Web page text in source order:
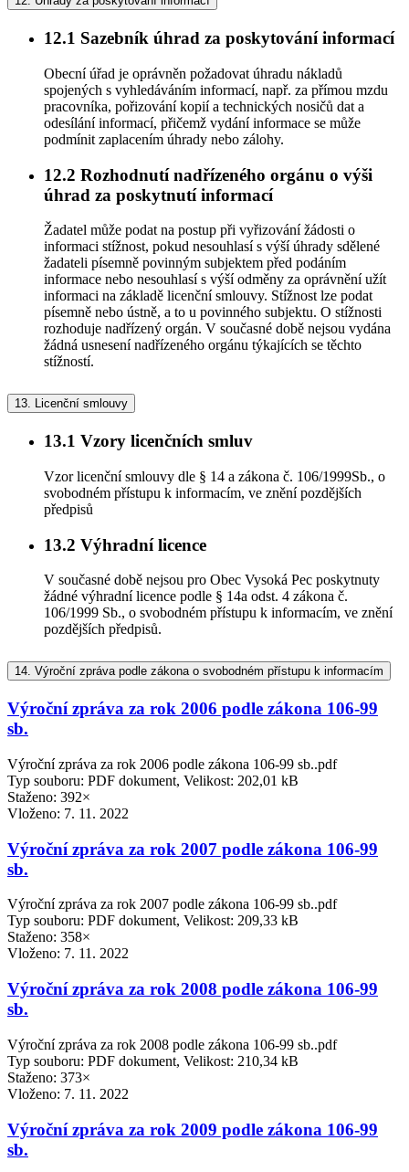
12.1 Sazebník úhrad za poskytování informací
Obecní úřad je oprávněn požadovat úhradu nákladů
spojených s vyhledáváním informací, např. za přímou mzdu
pracovníka, pořizování kopií a technických nosičů dat a
odesílání informací, přičemž vydání informace se může
podmínit zaplacením úhrady nebo zálohy.
12.2 Rozhodnutí nadřízeného orgánu o výši
úhrad za poskytnutí informací
Žadatel může podat na postup při vyřizování žádosti o
informaci stížnost, pokud nesouhlasí s výší úhrady sdělené
žadateli písemně povinným subjektem před podáním
informace nebo nesouhlasí s výší odměny za oprávnění užít
informaci na základě licenční smlouvy. Stížnost lze podat
písemně nebo ústně, a to u povinného subjektu. O stížnosti
rozhoduje nadřízený orgán. V současné době nejsou vydána
žádná usnesení nadřízeného orgánu týkajících se těchto
stížností.
13. Licenční smlouvy
13.1 Vzory licenčních smluv
Vzor licenční smlouvy dle § 14 a zákona č. 106/1999Sb., o
svobodném přístupu k informacím, ve znění pozdějších
předpisů
13.2 Výhradní licence
V současné době nejsou pro Obec Vysoká Pec poskytnuty
žádné výhradní licence podle § 14a odst. 4 zákona č.
106/1999 Sb., o svobodném přístupu k informacím, ve znění
pozdějších předpisů.
14. Výroční zpráva podle zákona o svobodném přístupu k informacím
Výroční zpráva za rok 2006 podle zákona 106-99
sb.
Výroční zpráva za rok 2006 podle zákona 106-99 sb..pdf
Typ souboru: PDF dokument, Velikost: 202,01 kB
Staženo: 392×
Vloženo: 7. 11. 2022
Výroční zpráva za rok 2007 podle zákona 106-99
sb.
Výroční zpráva za rok 2007 podle zákona 106-99 sb..pdf
Typ souboru: PDF dokument, Velikost: 209,33 kB
Staženo: 358×
Vloženo: 7. 11. 2022
Výroční zpráva za rok 2008 podle zákona 106-99
sb.
Výroční zpráva za rok 2008 podle zákona 106-99 sb..pdf
Typ souboru: PDF dokument, Velikost: 210,34 kB
Staženo: 373×
Vloženo: 7. 11. 2022
Výroční zpráva za rok 2009 podle zákona 106-99
sb.